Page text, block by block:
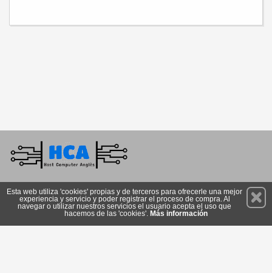
Suscríbete
Esta web utiliza 'cookies' propias y de terceros para ofrecerle una mejor
experiencia y servicio y poder registrar el proceso de compra. Al
navegar o utilizar nuestros servicios el usuario acepta el uso que
hacemos de las 'cookies'. Más información